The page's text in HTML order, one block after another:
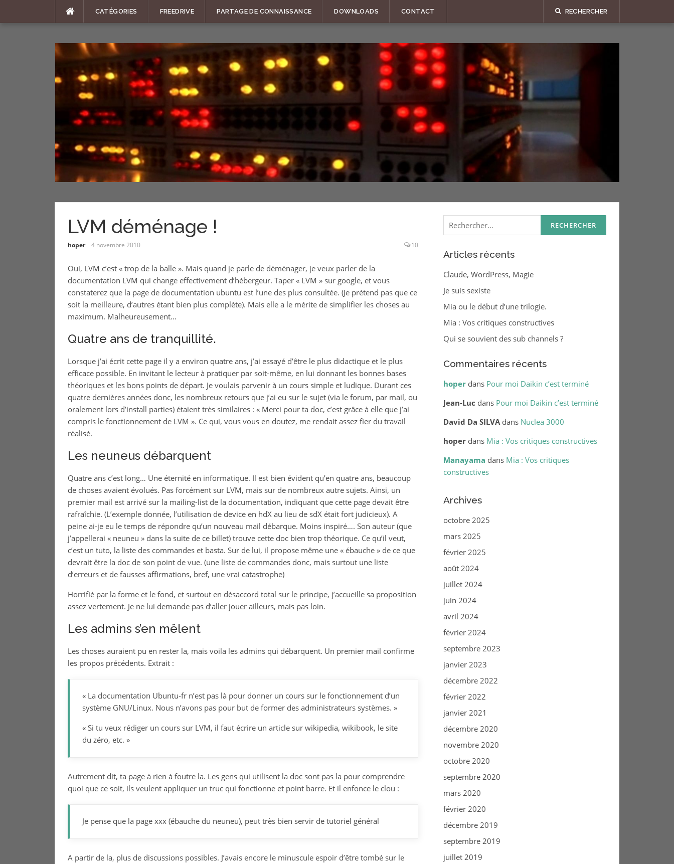
CATÉGORIES FREEDRIVE PARTAGE DE CONNAISSANCE DOWNLOADS CONTACT RECHERCHER
LVM déménage !
hoper 4 novembre 2010 10
Oui, LVM c’est « trop de la balle ». Mais quand je parle de déménager, je veux parler de la
documentation LVM qui change effectivement d’hébergeur. Taper « LVM » sur google, et vous
constaterez que la page de documentation ubuntu est l’une des plus consultée. (Je prétend pas que ce
soit la meilleure, d’autres étant bien plus complète). Mais elle a le mérite de simplifier les choses au
maximum. Malheureusement…
Quatre ans de tranquillité.
Lorsque j’ai écrit cette page il y a environ quatre ans, j’ai essayé d’être le plus didactique et le plus
efficace possible. En invitant le lecteur à pratiquer par soit-même, en lui donnant les bonnes bases
théoriques et les bons points de départ. Je voulais parvenir à un cours simple et ludique. Durant ces
quatre dernières années donc, les nombreux retours que j’ai eu sur le sujet (via le forum, par mail, ou
oralement lors d’install parties) étaient très similaires : « Merci pour ta doc, c’est grâce à elle que j’ai
compris le fonctionnement de LVM ». Ce qui, vous vous en doutez, me rendait assez fier du travail
réalisé.
Les neuneus débarquent
Quatre ans c’est long… Une éternité en informatique. Il est bien évident qu’en quatre ans, beaucoup
de choses avaient évolués. Pas forcément sur LVM, mais sur de nombreux autre sujets. Ainsi, un
premier mail est arrivé sur la mailing-list de la documentation, indiquant que cette page devait être
rafraîchie. (L’exemple donnée, l’utilisation de device en hdX au lieu de sdX était fort judicieux). A
peine ai-je eu le temps de répondre qu’un nouveau mail débarque. Moins inspiré…. Son auteur (que
j’appellerai « neuneu » dans la suite de ce billet) trouve cette doc bien trop théorique. Ce qu’il veut,
c’est un tuto, la liste des commandes et basta. Sur de lui, il propose même une « ébauche » de ce que
devrait être la doc de son point de vue. (une liste de commandes donc, mais surtout une liste
d’erreurs et de fausses affirmations, bref, une vrai catastrophe)
Horrifié par la forme et le fond, et surtout en désaccord total sur le principe, j’accueille sa proposition
assez vertement. Je ne lui demande pas d’aller jouer ailleurs, mais pas loin.
Les admins s’en mêlent
Les choses auraient pu en rester la, mais voila les admins qui débarquent. Un premier mail confirme
les propos précédents. Extrait :
« La documentation Ubuntu-fr n’est pas là pour donner un cours sur le fonctionnement d’un
système GNU/Linux. Nous n’avons pas pour but de former des administrateurs systèmes. »
« Si tu veux rédiger un cours sur LVM, il faut écrire un article sur wikipedia, wikibook, le site
du zéro, etc. »
Autrement dit, ta page à rien à foutre la. Les gens qui utilisent la doc sont pas la pour comprendre
quoi que ce soit, ils veulent appliquer un truc qui fonctionne et point barre. Et il enfonce le clou :
Je pense que la page xxx (ébauche du neuneu), peut très bien servir de tutoriel général
A partir de la, plus de discussions possibles. J’avais encore le minuscule espoir d’être tombé sur le
Rechercher :
Articles récents
Claude, WordPress, Magie
Je suis sexiste
Mia ou le début d’une trilogie.
Mia : Vos critiques constructives
Qui se souvient des sub channels ?
Commentaires récents
hoperdans Pour moi Daikin c’est terminé
Jean-Luc dans Pour moi Daikin c’est terminé
David Da SILVAdans Nuclea 3000
hoperdans Mia : Vos critiques constructives
Manayama dans Mia : Vos critiques
constructives
Archives
octobre 2025
mars 2025
février 2025
août 2024
juillet 2024
juin 2024
avril 2024
février 2024
septembre 2023
janvier 2023
décembre 2022
février 2022
janvier 2021
décembre 2020
novembre 2020
octobre 2020
septembre 2020
mars 2020
février 2020
décembre 2019
septembre 2019
juillet 2019